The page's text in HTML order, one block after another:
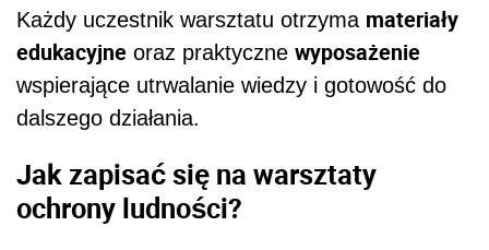
Każdy uczestnik warsztatu otrzyma materiały
edukacyjne oraz praktyczne wyposażenie
wspierające utrwalanie wiedzy i gotowość do
dalszego działania.
Jak zapisać się na warsztaty
ochrony ludności?